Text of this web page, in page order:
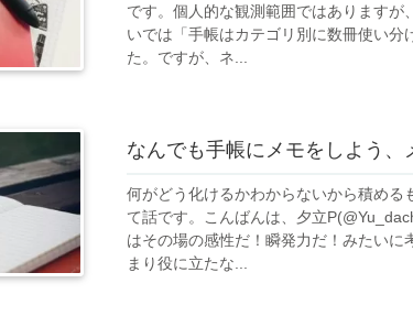
です。個人的な観測範囲ではあります
いでは「手帳はカテゴリ別に数冊使い分
た。ですが、ネ...
なんでも手帳にメモをしよう、
何がどう化けるかわからないから積める
て話です。こんばんは、夕立
はその場の感性だ！瞬発力だ！みたい
まり役に立たな...